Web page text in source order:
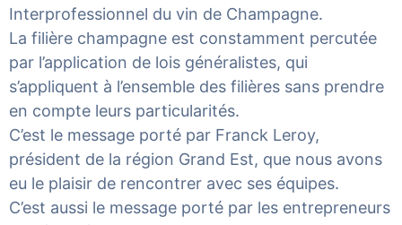
Interprofessionnel du vin de Champagne.
La filière champagne est constamment percutée
par l’application de lois généralistes, qui
s’appliquent à l’ensemble des filières sans prendre
en compte leurs particularités.
C’est le message porté par Franck Leroy,
président de la région Grand Est, que nous avons
eu le plaisir de rencontrer avec ses équipes.
C’est aussi le message porté par les entrepreneurs